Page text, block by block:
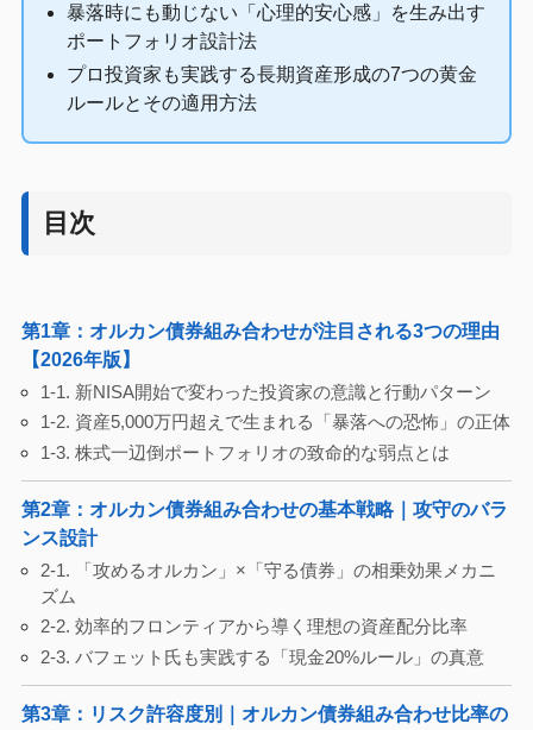
暴落時にも動じない「心理的安心感」を生み出す
ポートフォリオ設計法
プロ投資家も実践する長期資産形成の7つの黄金
ルールとその適用方法
目次
第1章：オルカン債券組み合わせが注目される3つの理由
【2026年版】
1-1. 新NISA開始で変わった投資家の意識と行動パターン
1-2. 資産5,000万円超えで生まれる「暴落への恐怖」の正体
1-3. 株式一辺倒ポートフォリオの致命的な弱点とは
第2章：オルカン債券組み合わせの基本戦略｜攻守のバラ
ンス設計
2-1. 「攻めるオルカン」×「守る債券」の相乗効果メカニ
ズム
2-2. 効率的フロンティアから導く理想の資産配分比率
2-3. バフェット氏も実践する「現金20%ルール」の真意
第3章：リスク許容度別｜オルカン債券組み合わせ比率の